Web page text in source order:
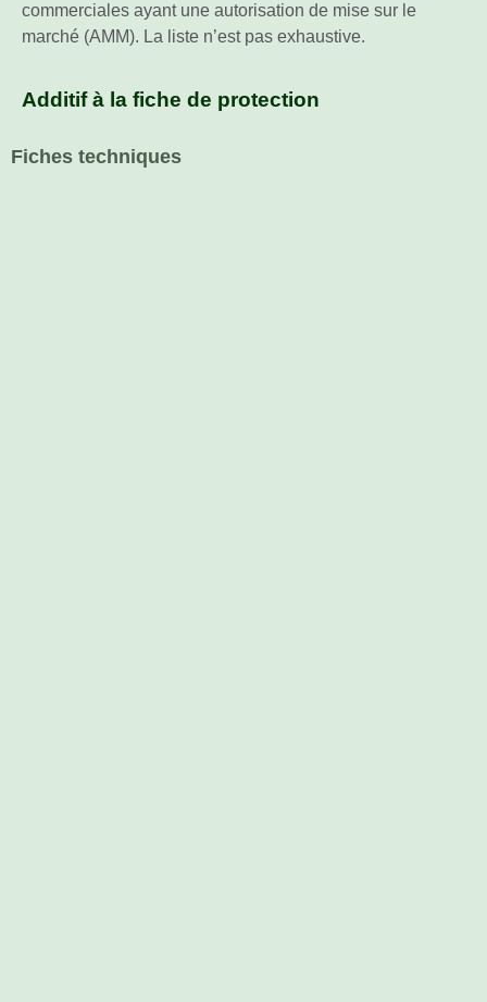
commerciales ayant une autorisation de mise sur le
marché (AMM). La liste n’est pas exhaustive.
Additif à la fiche de protection
Fiches techniques